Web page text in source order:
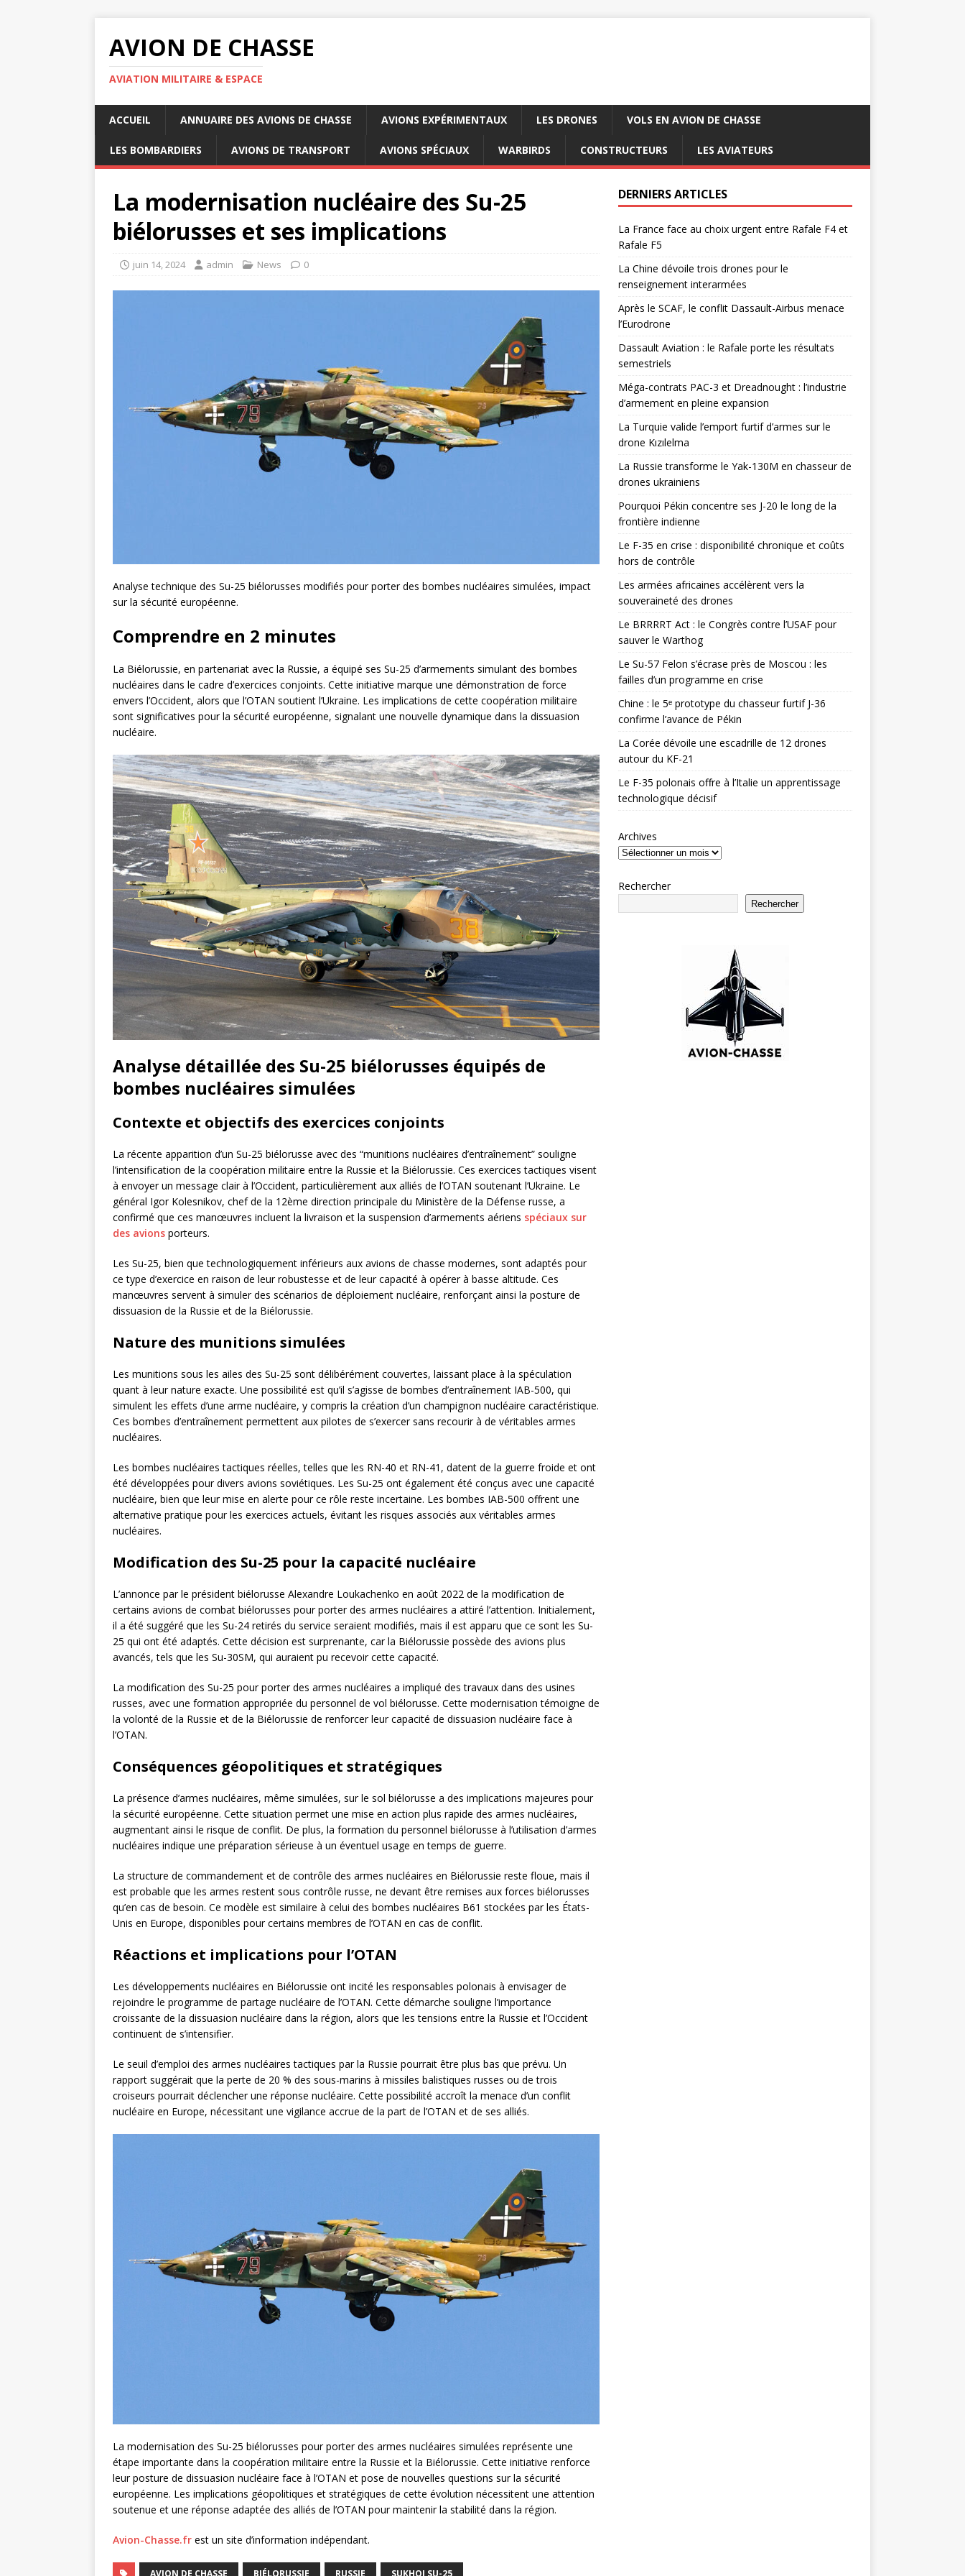
AVION DE CHASSE
AVIATION MILITAIRE & ESPACE
ACCUEIL ANNUAIRE DES AVIONS DE CHASSE AVIONS EXPÉRIMENTAUX LES DRONES VOLS EN AVION DE CHASSE
LES BOMBARDIERS AVIONS DE TRANSPORT AVIONS SPÉCIAUX WARBIRDS CONSTRUCTEURS LES AVIATEURS
La modernisation nucléaire des Su-25
biélorusses et ses implications
juin 14, 2024 admin News 0
Analyse technique des Su-25 biélorusses modifiés pour porter des bombes nucléaires simulées, impact
sur la sécurité européenne.
Comprendre en 2 minutes
La Biélorussie, en partenariat avec la Russie, a équipé ses Su-25 d’armements simulant des bombes
nucléaires dans le cadre d’exercices conjoints. Cette initiative marque une démonstration de force
envers l’Occident, alors que l’OTAN soutient l’Ukraine. Les implications de cette coopération militaire
sont significatives pour la sécurité européenne, signalant une nouvelle dynamique dans la dissuasion
nucléaire.
Analyse détaillée des Su-25 biélorusses équipés de
bombes nucléaires simulées
Contexte et objectifs des exercices conjoints
La récente apparition d’un Su-25 biélorusse avec des “munitions nucléaires d’entraînement” souligne
l’intensification de la coopération militaire entre la Russie et la Biélorussie. Ces exercices tactiques visent
à envoyer un message clair à l’Occident, particulièrement aux alliés de l’OTAN soutenant l’Ukraine. Le
général Igor Kolesnikov, chef de la 12ème direction principale du Ministère de la Défense russe, a
confirmé que ces manœuvres incluent la livraison et la suspension d’armements aériens spéciaux sur
des avions porteurs.
Les Su-25, bien que technologiquement inférieurs aux avions de chasse modernes, sont adaptés pour
ce type d’exercice en raison de leur robustesse et de leur capacité à opérer à basse altitude. Ces
manœuvres servent à simuler des scénarios de déploiement nucléaire, renforçant ainsi la posture de
dissuasion de la Russie et de la Biélorussie.
Nature des munitions simulées
Les munitions sous les ailes des Su-25 sont délibérément couvertes, laissant place à la spéculation
quant à leur nature exacte. Une possibilité est qu’il s’agisse de bombes d’entraînement IAB-500, qui
simulent les effets d’une arme nucléaire, y compris la création d’un champignon nucléaire caractéristique.
Ces bombes d’entraînement permettent aux pilotes de s’exercer sans recourir à de véritables armes
nucléaires.
Les bombes nucléaires tactiques réelles, telles que les RN-40 et RN-41, datent de la guerre froide et ont
été développées pour divers avions soviétiques. Les Su-25 ont également été conçus avec une capacité
nucléaire, bien que leur mise en alerte pour ce rôle reste incertaine. Les bombes IAB-500 offrent une
alternative pratique pour les exercices actuels, évitant les risques associés aux véritables armes
nucléaires.
Modification des Su-25 pour la capacité nucléaire
L’annonce par le président biélorusse Alexandre Loukachenko en août 2022 de la modification de
certains avions de combat biélorusses pour porter des armes nucléaires a attiré l’attention. Initialement,
il a été suggéré que les Su-24 retirés du service seraient modifiés, mais il est apparu que ce sont les Su-
25 qui ont été adaptés. Cette décision est surprenante, car la Biélorussie possède des avions plus
avancés, tels que les Su-30SM, qui auraient pu recevoir cette capacité.
La modification des Su-25 pour porter des armes nucléaires a impliqué des travaux dans des usines
russes, avec une formation appropriée du personnel de vol biélorusse. Cette modernisation témoigne de
la volonté de la Russie et de la Biélorussie de renforcer leur capacité de dissuasion nucléaire face à
l’OTAN.
Conséquences géopolitiques et stratégiques
La présence d’armes nucléaires, même simulées, sur le sol biélorusse a des implications majeures pour
la sécurité européenne. Cette situation permet une mise en action plus rapide des armes nucléaires,
augmentant ainsi le risque de conflit. De plus, la formation du personnel biélorusse à l’utilisation d’armes
nucléaires indique une préparation sérieuse à un éventuel usage en temps de guerre.
La structure de commandement et de contrôle des armes nucléaires en Biélorussie reste floue, mais il
est probable que les armes restent sous contrôle russe, ne devant être remises aux forces biélorusses
qu’en cas de besoin. Ce modèle est similaire à celui des bombes nucléaires B61 stockées par les États-
Unis en Europe, disponibles pour certains membres de l’OTAN en cas de conflit.
Réactions et implications pour l’OTAN
Les développements nucléaires en Biélorussie ont incité les responsables polonais à envisager de
rejoindre le programme de partage nucléaire de l’OTAN. Cette démarche souligne l’importance
croissante de la dissuasion nucléaire dans la région, alors que les tensions entre la Russie et l’Occident
continuent de s’intensifier.
Le seuil d’emploi des armes nucléaires tactiques par la Russie pourrait être plus bas que prévu. Un
rapport suggérait que la perte de 20 % des sous-marins à missiles balistiques russes ou de trois
croiseurs pourrait déclencher une réponse nucléaire. Cette possibilité accroît la menace d’un conflit
nucléaire en Europe, nécessitant une vigilance accrue de la part de l’OTAN et de ses alliés.
La modernisation des Su-25 biélorusses pour porter des armes nucléaires simulées représente une
étape importante dans la coopération militaire entre la Russie et la Biélorussie. Cette initiative renforce
leur posture de dissuasion nucléaire face à l’OTAN et pose de nouvelles questions sur la sécurité
européenne. Les implications géopolitiques et stratégiques de cette évolution nécessitent une attention
soutenue et une réponse adaptée des alliés de l’OTAN pour maintenir la stabilité dans la région.
Avion-Chasse.fr est un site d’information indépendant.
DERNIERS ARTICLES
La France face au choix urgent entre Rafale F4 et
Rafale F5
La Chine dévoile trois drones pour le
renseignement interarmées
Après le SCAF, le conflit Dassault-Airbus menace
l’Eurodrone
Dassault Aviation : le Rafale porte les résultats
semestriels
Méga-contrats PAC-3 et Dreadnought : l’industrie
d’armement en pleine expansion
La Turquie valide l’emport furtif d’armes sur le
drone Kızılelma
La Russie transforme le Yak-130M en chasseur de
drones ukrainiens
Pourquoi Pékin concentre ses J-20 le long de la
frontière indienne
Le F-35 en crise : disponibilité chronique et coûts
hors de contrôle
Les armées africaines accélèrent vers la
souveraineté des drones
Le BRRRRT Act : le Congrès contre l’USAF pour
sauver le Warthog
Le Su-57 Felon s’écrase près de Moscou : les
failles d’un programme en crise
Chine : le 5ᵉ prototype du chasseur furtif J-36
confirme l’avance de Pékin
La Corée dévoile une escadrille de 12 drones
autour du KF-21
Le F-35 polonais offre à l’Italie un apprentissage
technologique décisif
Archives
Rechercher
Rechercher